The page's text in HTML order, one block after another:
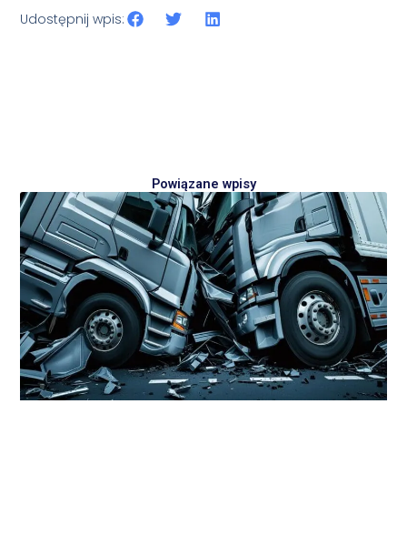
Udostępnij wpis:
Powiązane wpisy